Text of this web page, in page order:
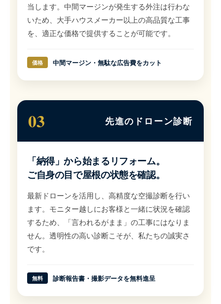
当します。中間マージンが発生する外注は行わな
いため、大手ハウスメーカー以上の高品質な工事
を、適正な価格で提供することが可能です。
価格 中間マージン・無駄な広告費をカット
03 先進のドローン診断
「納得」から始まるリフォーム。
ご自身の目で屋根の状態を確認。
最新ドローンを活用し、高精度な空撮診断を行い
ます。モニター越しにお客様と一緒に状況を確認
するため、「言われるがまま」の工事にはなりま
せん。透明性の高い診断こそが、私たちの誠実さ
です。
無料 診断報告書・撮影データを無料進呈